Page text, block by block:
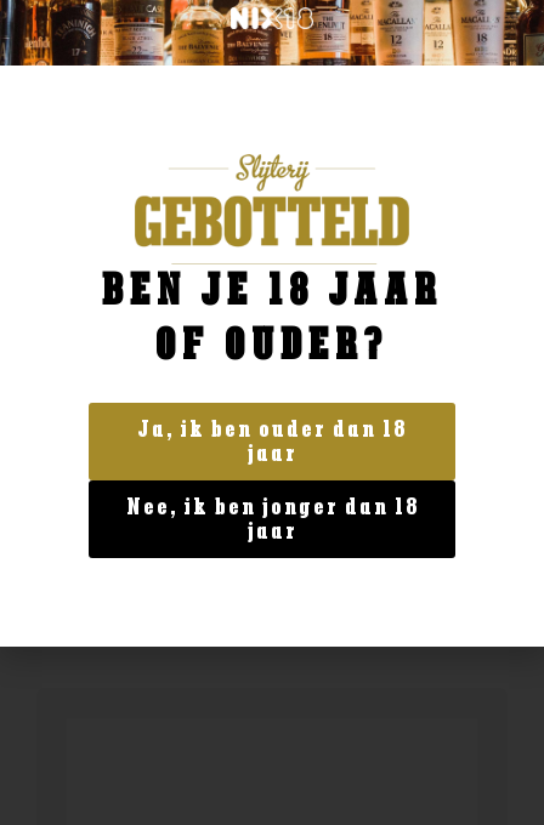
The Glenlivet Founder’s Reserve
BEN JE 18 JAAR
OF OUDER?
Ja, ik ben ouder dan 18
jaar
Nee, ik ben jonger dan 18
jaar